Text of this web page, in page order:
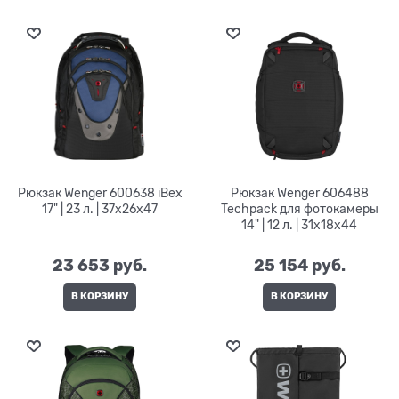
Рюкзак Wenger 600638 iBex
17" | 23 л. | 37х26x47
23 653 руб.
В КОРЗИНУ
Рюкзак Wenger 606488
Techpack для фотокамеры
14" | 12 л. | 31x18x44
25 154 руб.
В КОРЗИНУ